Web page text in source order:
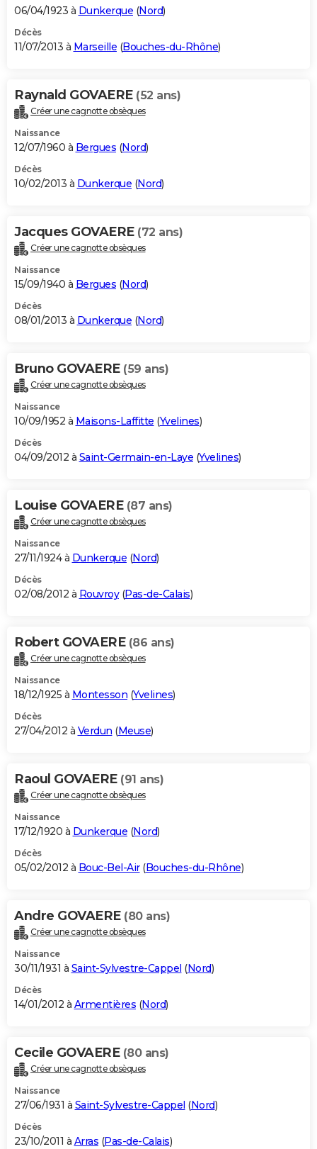
06/04/1923 à Dunkerque (Nord)
Décès
11/07/2013 à Marseille (Bouches-du-Rhône)
Raynald GOVAERE (52 ans)
Créer une cagnotte obsèques
Naissance
12/07/1960 à Bergues (Nord)
Décès
10/02/2013 à Dunkerque (Nord)
Jacques GOVAERE (72 ans)
Créer une cagnotte obsèques
Naissance
15/09/1940 à Bergues (Nord)
Décès
08/01/2013 à Dunkerque (Nord)
Bruno GOVAERE (59 ans)
Créer une cagnotte obsèques
Naissance
10/09/1952 à Maisons-Laffitte (Yvelines)
Décès
04/09/2012 à Saint-Germain-en-Laye (Yvelines)
Louise GOVAERE (87 ans)
Créer une cagnotte obsèques
Naissance
27/11/1924 à Dunkerque (Nord)
Décès
02/08/2012 à Rouvroy(Pas-de-Calais)
Robert GOVAERE (86 ans)
Créer une cagnotte obsèques
Naissance
18/12/1925 à Montesson (Yvelines)
Décès
27/04/2012 à Verdun (Meuse)
Raoul GOVAERE (91 ans)
Créer une cagnotte obsèques
Naissance
17/12/1920 à Dunkerque (Nord)
Décès
05/02/2012 à Bouc-Bel-Air(Bouches-du-Rhône)
Andre GOVAERE (80 ans)
Créer une cagnotte obsèques
Naissance
30/11/1931 à Saint-Sylvestre-Cappel (Nord)
Décès
14/01/2012 à Armentières (Nord)
Cecile GOVAERE (80 ans)
Créer une cagnotte obsèques
Naissance
27/06/1931 à Saint-Sylvestre-Cappel (Nord)
Décès
23/10/2011 à Arras (Pas-de-Calais)